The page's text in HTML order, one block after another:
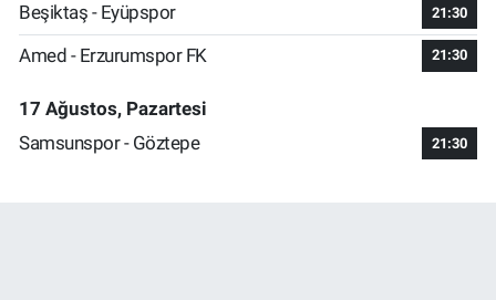
Beşiktaş - Eyüpspor 21:30
Amed - Erzurumspor FK 21:30
17 Ağustos, Pazartesi
Samsunspor - Göztepe
21:30